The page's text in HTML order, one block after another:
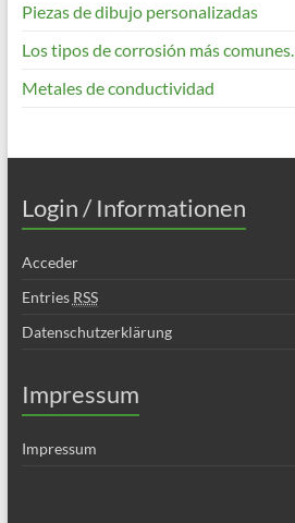
Piezas de dibujo personalizadas
Los tipos de corrosión más comunes.
Metales de conductividad
Login / Informationen
Acceder
Entries RSS
Datenschutzerklärung
Impressum
Impressum